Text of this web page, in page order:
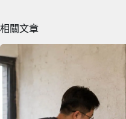
相關文章